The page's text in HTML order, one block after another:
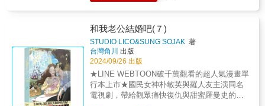
世，只為與你相遇。甜到牙疼!!超越輪迴的愛情
故事♥史上最會撩人的女主角潘知音，今生也要
積極向文瑞夏發動直球攻勢!!【故事簡介】知音
遇見名為敏基的男人，那人竟是與知音有著相
同遭遇，不斷帶著記憶重新輪迴的前世好友，
而且他還找到了不再記得前世的方式…!?- 為愛
轉世！《今生也請多指教》浪漫原著至LINE
WEBTOON 搶先看＞＞
和我老公結婚吧(７)
STUDIO LICO&SUNG SOJAK 著
台灣角川 出版
2024/09/26 出版
★LINE WEBTOON破千萬觀看的超人氣漫畫單
行本上市★國民女神朴敏英與羅人友主演同名
電視劇，帶給觀眾痛快復仇與甜蜜羅曼史的雙